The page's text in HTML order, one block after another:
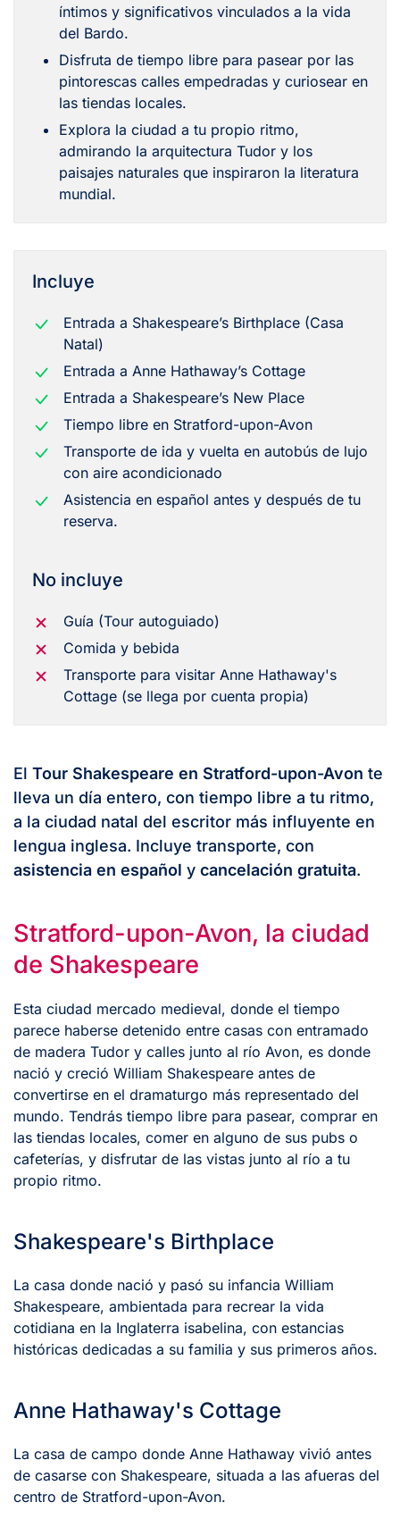
íntimos y significativos vinculados a la vida
del Bardo.
Disfruta de tiempo libre para pasear por las
pintorescas calles empedradas y curiosear en
las tiendas locales.
Explora la ciudad a tu propio ritmo,
admirando la arquitectura Tudor y los
paisajes naturales que inspiraron la literatura
mundial.
Incluye
Entrada a Shakespeare’s Birthplace (Casa
Natal)
Entrada a Anne Hathaway’s Cottage
Entrada a Shakespeare’s New Place
Tiempo libre en Stratford-upon-Avon
Transporte de ida y vuelta en autobús de lujo
con aire acondicionado
Asistencia en español antes y después de tu
reserva.
No incluye
Guía (Tour autoguiado)
Comida y bebida
Transporte para visitar Anne Hathaway's
Cottage (se llega por cuenta propia)
El Tour Shakespeare en Stratford-upon-Avon te
lleva un día entero, con tiempo libre a tu ritmo,
a la ciudad natal del escritor más influyente en
lengua inglesa. Incluye transporte, con
asistencia en español y cancelación gratuita.
Stratford-upon-Avon, la ciudad
de Shakespeare
Esta ciudad mercado medieval, donde el tiempo
parece haberse detenido entre casas con entramado
de madera Tudor y calles junto al río Avon, es donde
nació y creció William Shakespeare antes de
convertirse en el dramaturgo más representado del
mundo. Tendrás tiempo libre para pasear, comprar en
las tiendas locales, comer en alguno de sus pubs o
cafeterías, y disfrutar de las vistas junto al río a tu
propio ritmo.
Shakespeare's Birthplace
La casa donde nació y pasó su infancia William
Shakespeare, ambientada para recrear la vida
cotidiana en la Inglaterra isabelina, con estancias
históricas dedicadas a su familia y sus primeros años.
Anne Hathaway's Cottage
La casa de campo donde Anne Hathaway vivió antes
de casarse con Shakespeare, situada a las afueras del
centro de Stratford-upon-Avon.